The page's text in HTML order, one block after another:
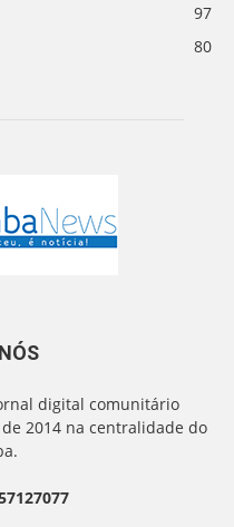
97
80
digital comunitário
2014 na centralidade do